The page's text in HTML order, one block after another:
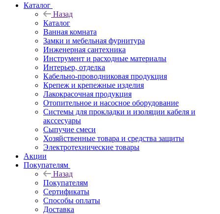
Каталог
Назад
Каталог
Ванная комната
Замки и мебельная фурнитура
Инженерная сантехника
Инструмент и расходные материалы
Интерьер, отделка
Кабельно-проводниковая продукция
Крепеж и крепежные изделия
Лакокрасочная продукция
Отопительное и насосное оборудование
Системы для прокладки и изоляции кабеля и
акссесуары
Сыпучие смеси
Хозяйственные товара и средства защиты
Электротехнические товары
Акции
Покупателям
Назад
Покупателям
Сертификаты
Способы оплаты
Доставка